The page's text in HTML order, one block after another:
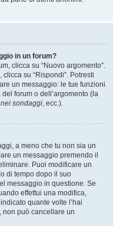
in un forum?
clicca su “Nuovo argomento”.
su “Rispondi”. Potresti
un messaggio: le tue funzioni
forum o dell’argomento (la
sondaggi, ecc.).
a meno che tu non sia un
un messaggio premendo il
Puoi modificare un
di tempo dopo il suo
messaggio in questione. Se
effettui una modifica,
quante volte l’hai
non può cancellare un